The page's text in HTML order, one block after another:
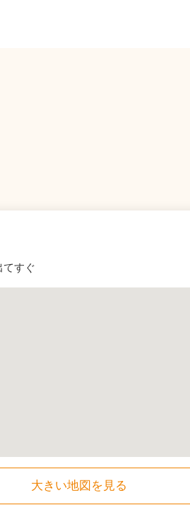
てすぐ
大きい地図を見る